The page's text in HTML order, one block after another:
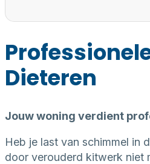
Dieteren
Jouw woning verdient
Heb je last van schimmel in
door verouderd kitwerk niet